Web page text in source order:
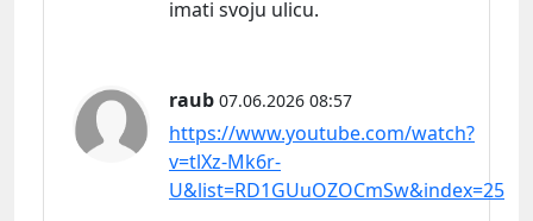
imati svoju ulicu.
raub 07.06.2026 08:57
https://www.youtube.com/watch?
v=tlXz-Mk6r-
U&list=RD1GUuOZOCmSw&index=25